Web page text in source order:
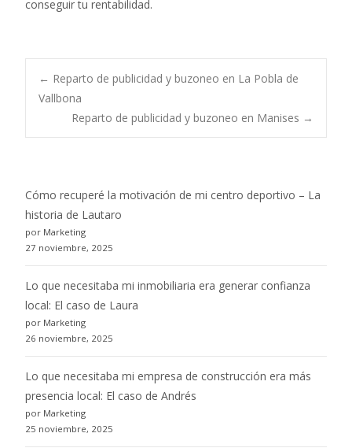
conseguir tu rentabilidad.
Post
navigation
← Reparto de publicidad y buzoneo en La Pobla de
Vallbona
Reparto de publicidad y buzoneo en Manises →
Cómo recuperé la motivación de mi centro deportivo – La
historia de Lautaro
por Marketing
27 noviembre, 2025
Lo que necesitaba mi inmobiliaria era generar confianza
local: El caso de Laura
por Marketing
26 noviembre, 2025
Lo que necesitaba mi empresa de construcción era más
presencia local: El caso de Andrés
por Marketing
25 noviembre, 2025